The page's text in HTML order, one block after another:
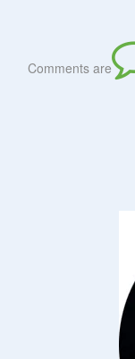
Comments are